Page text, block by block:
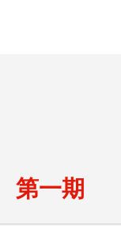
第一期